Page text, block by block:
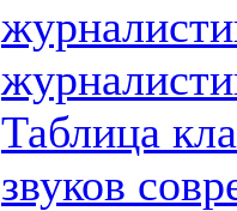
Таблица
звуков